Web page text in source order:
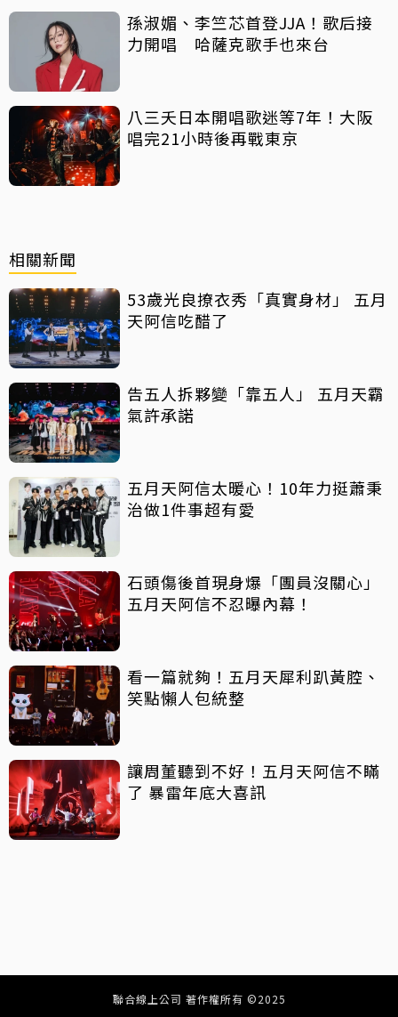
孫淑媚、李竺芯首登JJA！歌后接
力開唱 哈薩克歌手也來台
八三夭日本開唱歌迷等7年！大阪
唱完21小時後再戰東京
相關新聞
53歲光良撩衣秀「真實身材」 五月
天阿信吃醋了
告五人拆夥變「靠五人」 五月天霸
氣許承諾
五月天阿信太暖心！10年力挺蕭秉
治做1件事超有愛
石頭傷後首現身爆「團員沒關心」
五月天阿信不忍曝內幕！
看一篇就夠！五月天犀利趴黃腔、
笑點懶人包統整
讓周董聽到不好！五月天阿信不瞞
了 暴雷年底大喜訊
聯合線上公司 著作權所有 ©2025